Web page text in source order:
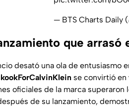
— BTS Charts Daily
que arrasó
desató una ola de entusiasmo
se convirtió en
oficiales de la marca superaron
de su lanzamiento,